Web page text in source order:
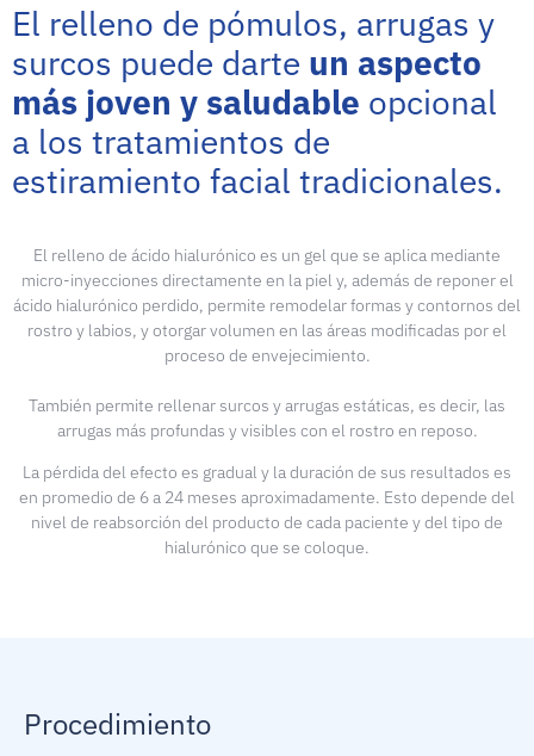
El relleno de pómulos, arrugas y
surcos puede darte un aspecto
más joven y saludable opcional
a los tratamientos de
estiramiento facial tradicionales.
El relleno de ácido hialurónico es un gel que se aplica mediante
micro-inyecciones directamente en la piel y, además de reponer el
ácido hialurónico perdido, permite remodelar formas y contornos del
rostro y labios, y otorgar volumen en las áreas modificadas por el
proceso de envejecimiento.
También permite rellenar surcos y arrugas estáticas, es decir, las
arrugas más profundas y visibles con el rostro en reposo.
La pérdida del efecto es gradual y la duración de sus resultados es
en promedio de 6 a 24 meses aproximadamente. Esto depende del
nivel de reabsorción del producto de cada paciente y del tipo de
hialurónico que se coloque.
Procedimiento